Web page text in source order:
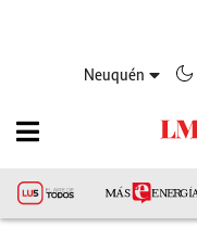
Neuquén